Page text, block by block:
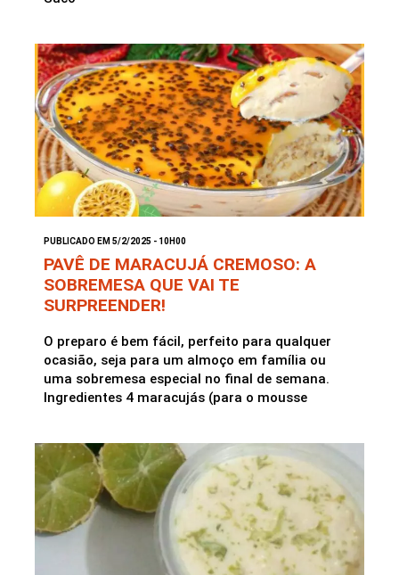
PUBLICADO EM 5/2/2025 - 10H00
PAVÊ DE MARACUJÁ CREMOSO: A
SOBREMESA QUE VAI TE
SURPREENDER!
O preparo é bem fácil, perfeito para qualquer
ocasião, seja para um almoço em família ou
uma sobremesa especial no final de semana.
Ingredientes 4 maracujás (para o mousse